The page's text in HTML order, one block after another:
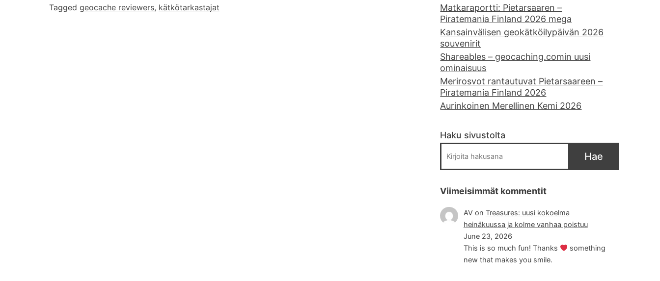
Tagged geocache reviewers, kätkötarkastajat
Matkaraportti: Pietarsaaren –
Piratemania Finland 2026 mega
Kansainvälisen geokätköilypäivän 2026
souvenirit
Shareables – geocaching.comin uusi
ominaisuus
Merirosvot rantautuvat Pietarsaareen –
Piratemania Finland 2026
Aurinkoinen Merellinen Kemi 2026
Haku sivustolta
Hae
Viimeisimmät kommentit
AVon Treasures: uusi kokoelma
heinäkuussa ja kolme vanhaa poistuu
June 23, 2026
This is so much fun! Thanks
something
new that makes you smile.